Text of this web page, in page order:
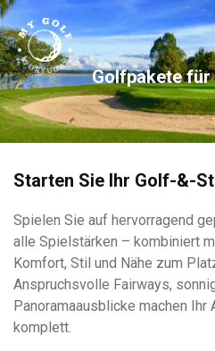
Golfpakete
Starten Sie Ihr Golf-&-
Spielen Sie auf hervorragend
alle Spielstärken – kombiniert
Komfort, Stil und Nähe zum
Anspruchsvolle Fairways,
Panoramaausblicke machen Ihr
komplett.